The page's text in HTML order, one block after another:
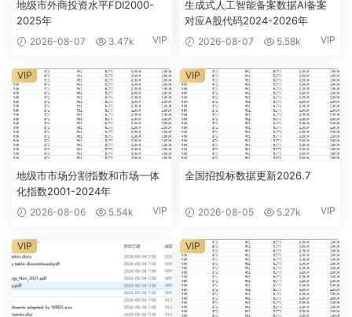
地级市外商投资水平FDI2000-
2025年
2026-08-07 3.47k VIP
生成式人工智能备案数据AI备案
对应A股代码2024-2026年
2026-08-07 5.58k VIP
地级市市场分割指数和市场一体
化指数2001-2024年
2026-08-06 5.54k VIP
VIP
全国招投标数据更新2026.7
2026-08-05 5.27k VIP
VIP
VIP VIP